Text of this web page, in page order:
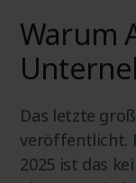
Warum
Das letzte
veröffentlicht.
2025 ist das